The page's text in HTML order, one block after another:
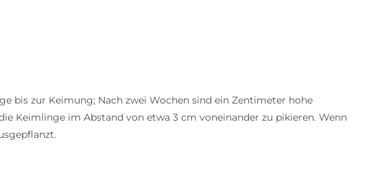
bis zur Keimung; Nach zwei Wochen sind ein Zentimeter hohe
Keimlinge im Abstand von etwa 3 cm voneinander zu pikieren. Wenn